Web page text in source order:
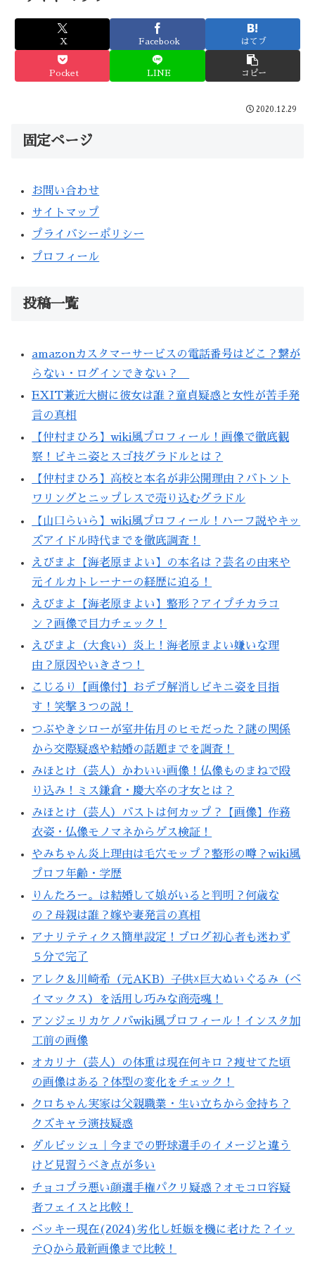
X Facebook はてブ
Pocket LINE コピー
2020.12.29
固定ページ
お問い合わせ
サイトマップ
プライバシーポリシー
プロフィール
投稿一覧
amazonカスタマーサービスの電話番号はどこ？繋が
らない・ログインできない？
EXIT兼近大樹に彼女は誰？童貞疑惑と女性が苦手発
言の真相
【仲村まひろ】wiki風プロフィール！画像で徹底観
察！ビキニ姿とスゴ技グラドルとは？
【仲村まひろ】高校と本名が非公開理由？バトント
ワリングとニップレスで売り込むグラドル
【山口らいら】wiki風プロフィール！ハーフ説やキッ
ズアイドル時代までを徹底調査！
えびまよ【海老原まよい】の本名は？芸名の由来や
元イルカトレーナーの経歴に迫る！
えびまよ【海老原まよい】整形？アイプチカラコ
ン？画像で目力チェック！
えびまよ（大食い）炎上！海老原まよい嫌いな理
由？原因やいきさつ！
こじるり【画像付】おデブ解消しビキニ姿を目指
す！笑撃３つの説！
つぶやきシローが室井佑月のヒモだった？謎の関係
から交際疑惑や結婚の話題までを調査！
みほとけ（芸人）かわいい画像！仏像ものまねで殴
り込み！ミス鎌倉・慶大卒の才女とは？
みほとけ（芸人）バストは何カップ？【画像】作務
衣姿・仏像モノマネからゲス検証！
やみちゃん炎上理由は毛穴モップ？整形の噂？wiki風
プロフ年齢・学歴
りんたろー。は結婚して娘がいると判明？何歳な
の？母親は誰？嫁や妻発言の真相
アナリテティクス簡単設定！ブログ初心者も迷わず
５分で完了
アレク＆川崎希（元AKB）子供☓巨大ぬいぐるみ（ベ
イマックス）を活用し巧みな商売魂！
アンジェリカケノバwiki風プロフィール！インスタ加
工前の画像
オカリナ（芸人）の体重は現在何キロ？痩せてた頃
の画像はある？体型の変化をチェック！
クロちゃん実家は父親職業・生い立ちから金持ち？
クズキャラ演技疑惑
ダルビッシュ｜今までの野球選手のイメージと違う
けど見習うべき点が多い
チョコプラ悪い顔選手権パクリ疑惑？オモコロ容疑
者フェイスと比較！
ベッキー現在(2024)劣化し妊娠を機に老けた？イッ
テQから最新画像まで比較！